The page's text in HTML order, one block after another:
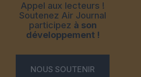
Appel aux lecteurs !
Soutenez Air Journal
participez à son
développement !
NOUS SOUTENIR